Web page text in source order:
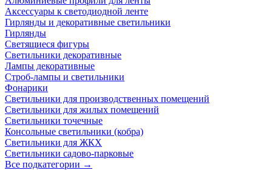
Аксессуары к светодиодной ленте
Гирлянды и декоративные светильники
Гирлянды
Светящиеся фигуры
Светильники декоративные
Лампы декоративные
Строб-лампы и светильники
Фонарики
Светильники для производственных помещений
Светильники для жилых помещений
Светильники точечные
Консольные светильники (кобра)
Светильники для ЖКХ
Светильники садово-парковые
Все подкатегории →